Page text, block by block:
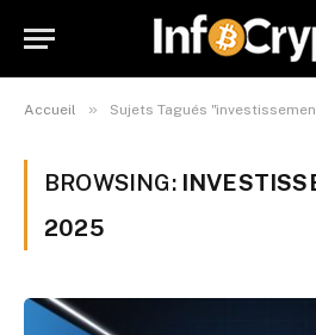
Accueil » Sujets Tagués
BROWSING:
2025